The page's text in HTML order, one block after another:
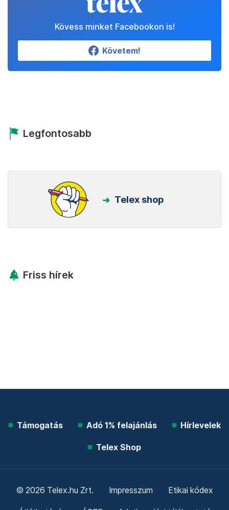
Kövess minket Facebookon is!
Követem!
Legfontosabb
Telex shop
Friss hírek
Támogatás Adó 1% felajánlás Hírlevelek
Telex Shop
© 2026 Telex.hu Zrt. Impresszum Etikai kódex